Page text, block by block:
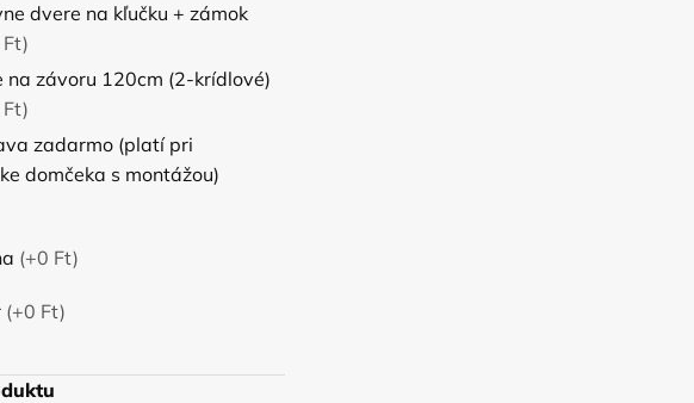
dvere na kľučku + zámok
na závoru 120cm (2-krídlové)
zadarmo (platí pri
domčeka s montážou)
(+0 Ft)
(+0 Ft)